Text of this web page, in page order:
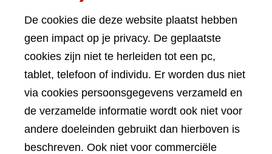
De cookies die deze website plaatst hebben
geen impact op je privacy. De geplaatste
cookies zijn niet te herleiden tot een pc,
tablet, telefoon of individu. Er worden dus niet
via cookies persoonsgegevens verzameld en
de verzamelde informatie wordt ook niet voor
andere doeleinden gebruikt dan hierboven is
beschreven. Ook niet voor commerciële